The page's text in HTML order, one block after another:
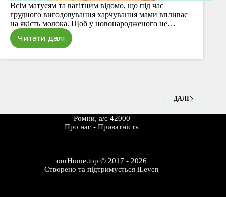
Всім матусям та вагітним відомо, що під час
грудного вигодовування харчування мами впливає
на якість молока. Щоб у новонародженого не…
Читати далі
Моя
під
ДАЛІ
Ромни, а/с 42000
Про наc -Приватність
ourHome.top © 2017 - 2026
Створено та підтримуєтьсяiLeven